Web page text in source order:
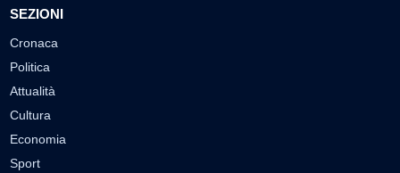
SEZIONI
Cronaca
Politica
Attualità
Cultura
Economia
Sport